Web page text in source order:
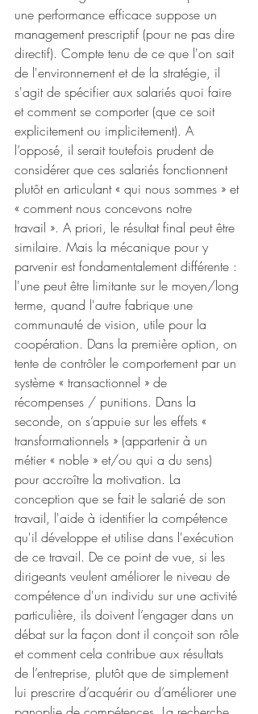
une performance efficace suppose un
management prescriptif (pour ne pas dire
directif). Compte tenu de ce que l'on sait
de l'environnement et de la stratégie, il
s'agit de spécifier aux salariés quoi faire
et comment se comporter (que ce soit
explicitement ou implicitement). A
l’opposé, il serait toutefois prudent de
considérer que ces salariés fonctionnent
plutôt en articulant « qui nous sommes » et
« comment nous concevons notre
travail ». A priori, le résultat final peut être
similaire. Mais la mécanique pour y
parvenir est fondamentalement différente :
l'une peut être limitante sur le moyen/long
terme, quand l'autre fabrique une
communauté de vision, utile pour la
coopération. Dans la première option, on
tente de contrôler le comportement par un
système « transactionnel » de
récompenses / punitions. Dans la
seconde, on s’appuie sur les effets «
transformationnels » (appartenir à un
métier « noble » et/ou qui a du sens)
pour accroître la motivation. La
conception que se fait le salarié de son
travail, l'aide à identifier la compétence
qu'il développe et utilise dans l'exécution
de ce travail. De ce point de vue, si les
dirigeants veulent améliorer le niveau de
compétence d'un individu sur une activité
particulière, ils doivent l’engager dans un
débat sur la façon dont il conçoit son rôle
et comment cela contribue aux résultats
de l’entreprise, plutôt que de simplement
lui prescrire d’acquérir ou d’améliorer une